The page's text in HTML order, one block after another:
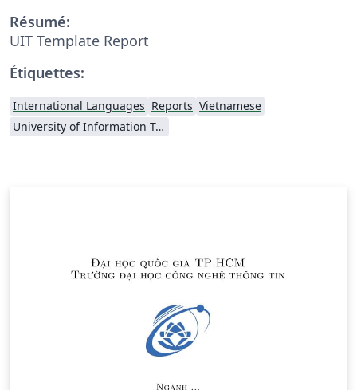
Résumé:
UIT Template Report
Étiquettes:
International Languages Reports Vietnamese
University of Information Technology (Vietnam)